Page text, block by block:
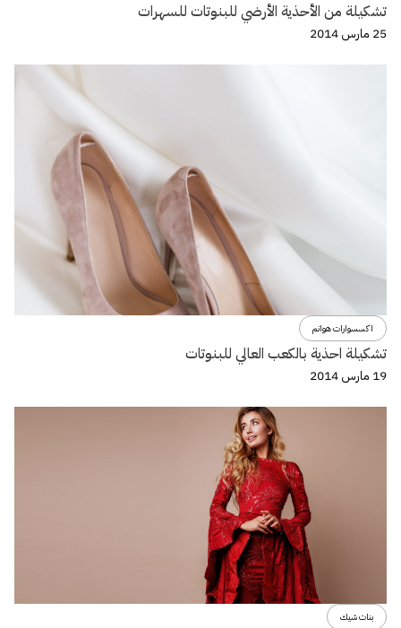
تشكيلة من الأحذية الأرضي للبنوتات للسهرات
25 مارس 2014
اكسسوارات هوانم
تشكيلة احذية بالكعب العالي للبنوتات
19 مارس 2014
بنات شيك